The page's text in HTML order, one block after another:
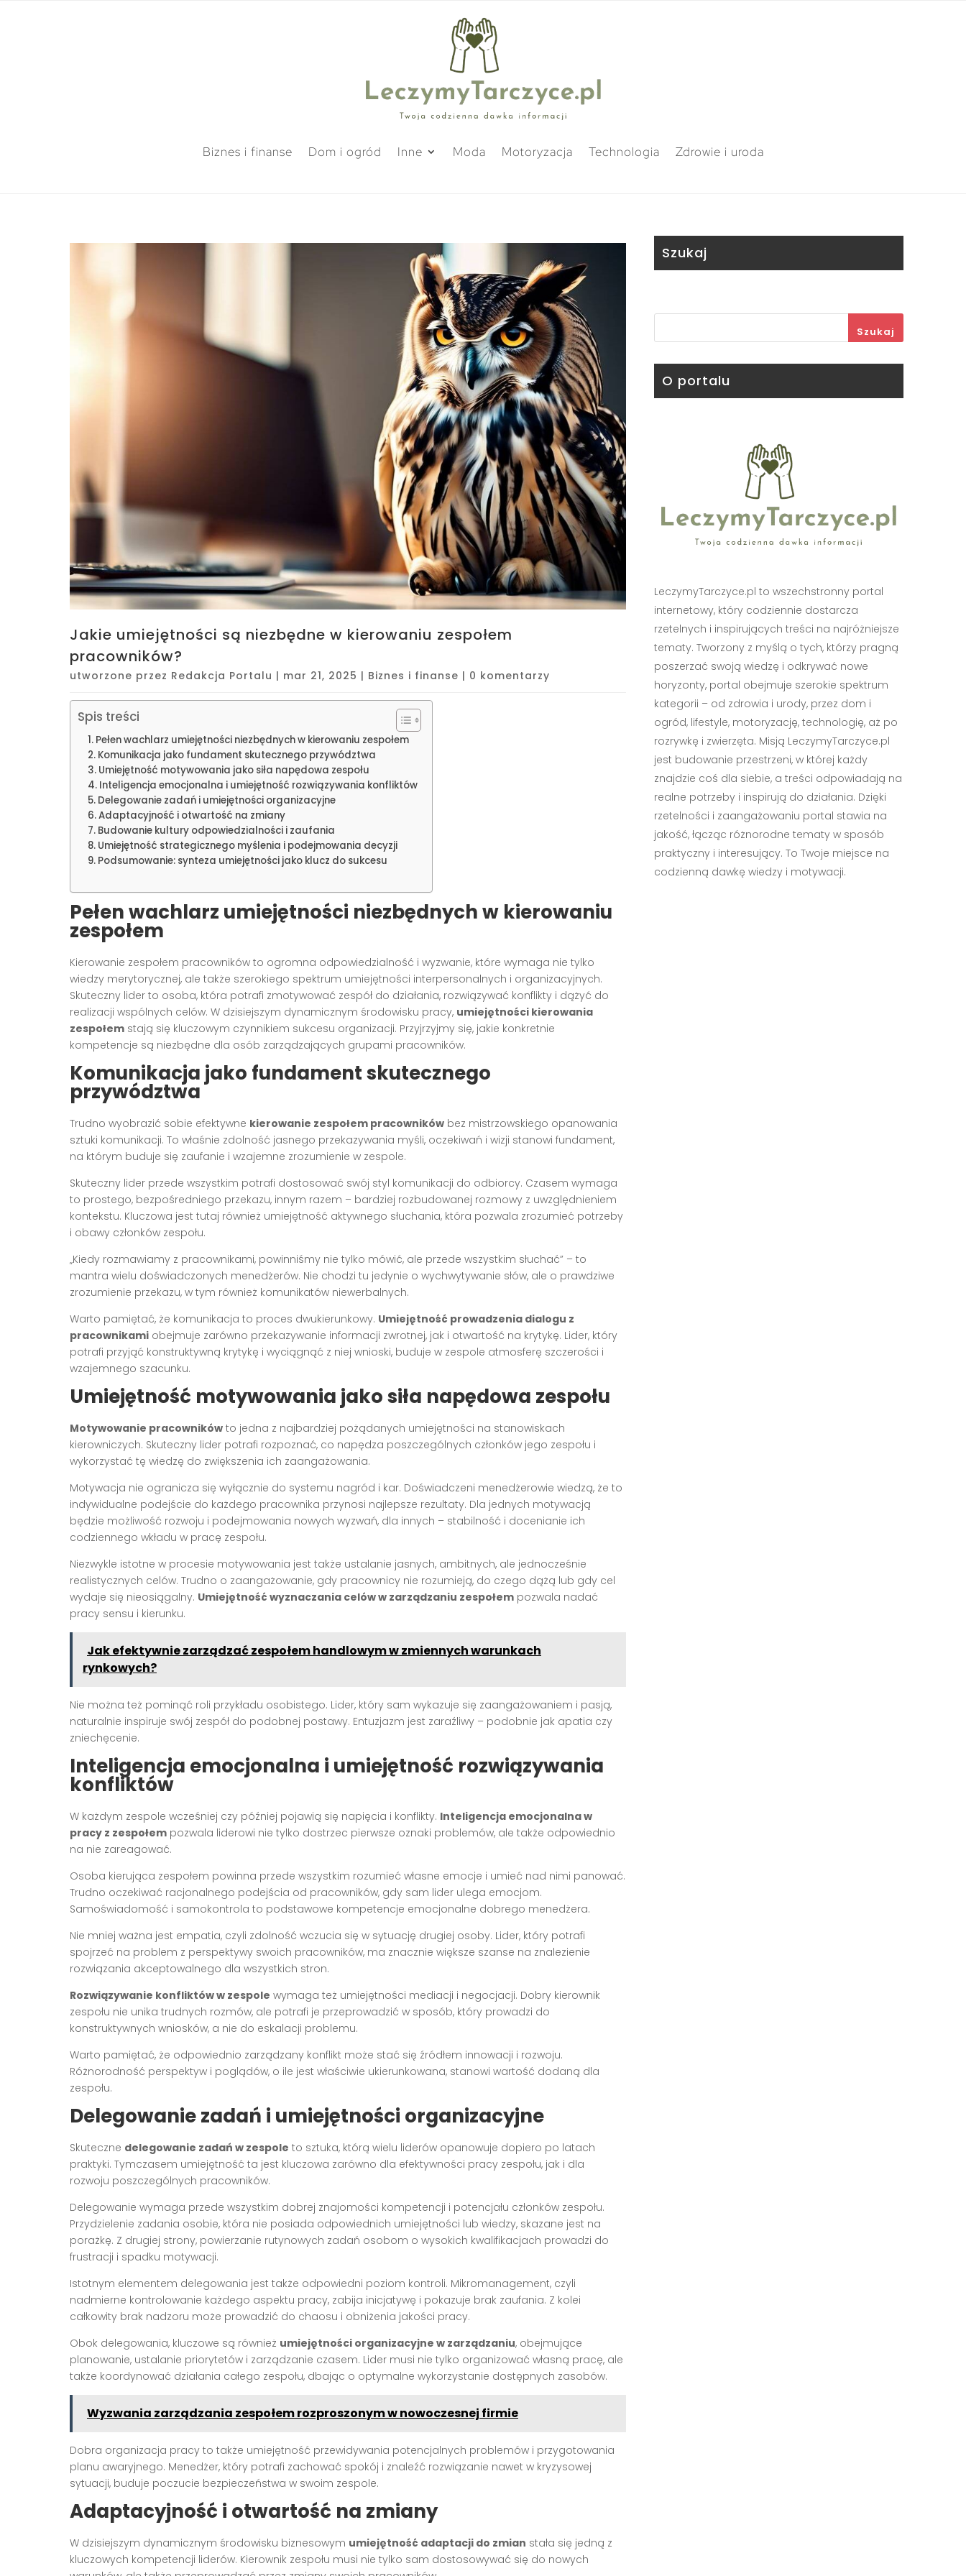
Biznes i finanse Dom i ogród Inne Moda Motoryzacja Technologia Zdrowie i uroda
Jakie umiejętności są niezbędne w kierowaniu zespołem
pracowników?
utworzone przez Redakcja Portalu | mar 21, 2025 | Biznes i finanse | 0 komentarzy
Spis treści
Pełen wachlarz umiejętności niezbędnych w kierowaniu zespołem
Komunikacja jako fundament skutecznego przywództwa
Umiejętność motywowania jako siła napędowa zespołu
Inteligencja emocjonalna i umiejętność rozwiązywania konfliktów
Delegowanie zadań i umiejętności organizacyjne
Adaptacyjność i otwartość na zmiany
Budowanie kultury odpowiedzialności i zaufania
Umiejętność strategicznego myślenia i podejmowania decyzji
Podsumowanie: synteza umiejętności jako klucz do sukcesu
Pełen wachlarz umiejętności niezbędnych w kierowaniu
zespołem
Kierowanie zespołem pracowników to ogromna odpowiedzialność i wyzwanie, które wymaga nie tylko
wiedzy merytorycznej, ale także szerokiego spektrum umiejętności interpersonalnych i organizacyjnych.
Skuteczny lider to osoba, która potrafi zmotywować zespół do działania, rozwiązywać konflikty i dążyć do
realizacji wspólnych celów. W dzisiejszym dynamicznym środowisku pracy, umiejętności kierowania
zespołem stają się kluczowym czynnikiem sukcesu organizacji. Przyjrzyjmy się, jakie konkretnie
kompetencje są niezbędne dla osób zarządzających grupami pracowników.
Komunikacja jako fundament skutecznego
przywództwa
Trudno wyobrazić sobie efektywne kierowanie zespołem pracowników bez mistrzowskiego opanowania
sztuki komunikacji. To właśnie zdolność jasnego przekazywania myśli, oczekiwań i wizji stanowi fundament,
na którym buduje się zaufanie i wzajemne zrozumienie w zespole.
Skuteczny lider przede wszystkim potrafi dostosować swój styl komunikacji do odbiorcy. Czasem wymaga
to prostego, bezpośredniego przekazu, innym razem – bardziej rozbudowanej rozmowy z uwzględnieniem
kontekstu. Kluczowa jest tutaj również umiejętność aktywnego słuchania, która pozwala zrozumieć potrzeby
i obawy członków zespołu.
„Kiedy rozmawiamy z pracownikami, powinniśmy nie tylko mówić, ale przede wszystkim słuchać” – to
mantra wielu doświadczonych menedżerów. Nie chodzi tu jedynie o wychwytywanie słów, ale o prawdziwe
zrozumienie przekazu, w tym również komunikatów niewerbalnych.
Warto pamiętać, że komunikacja to proces dwukierunkowy. Umiejętność prowadzenia dialogu z
pracownikami obejmuje zarówno przekazywanie informacji zwrotnej, jak i otwartość na krytykę. Lider, który
potrafi przyjąć konstruktywną krytykę i wyciągnąć z niej wnioski, buduje w zespole atmosferę szczerości i
wzajemnego szacunku.
Umiejętność motywowania jako siła napędowa zespołu
Motywowanie pracowników to jedna z najbardziej pożądanych umiejętności na stanowiskach
kierowniczych. Skuteczny lider potrafi rozpoznać, co napędza poszczególnych członków jego zespołu i
wykorzystać tę wiedzę do zwiększenia ich zaangażowania.
Motywacja nie ogranicza się wyłącznie do systemu nagród i kar. Doświadczeni menedżerowie wiedzą, że to
indywidualne podejście do każdego pracownika przynosi najlepsze rezultaty. Dla jednych motywacją
będzie możliwość rozwoju i podejmowania nowych wyzwań, dla innych – stabilność i docenianie ich
codziennego wkładu w pracę zespołu.
Niezwykle istotne w procesie motywowania jest także ustalanie jasnych, ambitnych, ale jednocześnie
realistycznych celów. Trudno o zaangażowanie, gdy pracownicy nie rozumieją, do czego dążą lub gdy cel
wydaje się nieosiągalny. Umiejętność wyznaczania celów w zarządzaniu zespołem pozwala nadać
pracy sensu i kierunku.
Jak efektywnie zarządzać zespołem handlowym w zmiennych warunkach
rynkowych?
Nie można też pominąć roli przykładu osobistego. Lider, który sam wykazuje się zaangażowaniem i pasją,
naturalnie inspiruje swój zespół do podobnej postawy. Entuzjazm jest zaraźliwy – podobnie jak apatia czy
zniechęcenie.
Inteligencja emocjonalna i umiejętność rozwiązywania
konfliktów
W każdym zespole wcześniej czy później pojawią się napięcia i konflikty. Inteligencja emocjonalna w
pracy z zespołem pozwala liderowi nie tylko dostrzec pierwsze oznaki problemów, ale także odpowiednio
na nie zareagować.
Osoba kierująca zespołem powinna przede wszystkim rozumieć własne emocje i umieć nad nimi panować.
Trudno oczekiwać racjonalnego podejścia od pracowników, gdy sam lider ulega emocjom.
Samoświadomość i samokontrola to podstawowe kompetencje emocjonalne dobrego menedżera.
Nie mniej ważna jest empatia, czyli zdolność wczucia się w sytuację drugiej osoby. Lider, który potrafi
spojrzeć na problem z perspektywy swoich pracowników, ma znacznie większe szanse na znalezienie
rozwiązania akceptowalnego dla wszystkich stron.
Rozwiązywanie konfliktów w zespole wymaga też umiejętności mediacji i negocjacji. Dobry kierownik
zespołu nie unika trudnych rozmów, ale potrafi je przeprowadzić w sposób, który prowadzi do
konstruktywnych wniosków, a nie do eskalacji problemu.
Warto pamiętać, że odpowiednio zarządzany konflikt może stać się źródłem innowacji i rozwoju.
Różnorodność perspektyw i poglądów, o ile jest właściwie ukierunkowana, stanowi wartość dodaną dla
zespołu.
Delegowanie zadań i umiejętności organizacyjne
Skuteczne delegowanie zadań w zespole to sztuka, którą wielu liderów opanowuje dopiero po latach
praktyki. Tymczasem umiejętność ta jest kluczowa zarówno dla efektywności pracy zespołu, jak i dla
rozwoju poszczególnych pracowników.
Delegowanie wymaga przede wszystkim dobrej znajomości kompetencji i potencjału członków zespołu.
Przydzielenie zadania osobie, która nie posiada odpowiednich umiejętności lub wiedzy, skazane jest na
porażkę. Z drugiej strony, powierzanie rutynowych zadań osobom o wysokich kwalifikacjach prowadzi do
frustracji i spadku motywacji.
Istotnym elementem delegowania jest także odpowiedni poziom kontroli. Mikromanagement, czyli
nadmierne kontrolowanie każdego aspektu pracy, zabija inicjatywę i pokazuje brak zaufania. Z kolei
całkowity brak nadzoru może prowadzić do chaosu i obniżenia jakości pracy.
Obok delegowania, kluczowe są również umiejętności organizacyjne w zarządzaniu, obejmujące
planowanie, ustalanie priorytetów i zarządzanie czasem. Lider musi nie tylko organizować własną pracę, ale
także koordynować działania całego zespołu, dbając o optymalne wykorzystanie dostępnych zasobów.
Wyzwania zarządzania zespołem rozproszonym w nowoczesnej firmie
Dobra organizacja pracy to także umiejętność przewidywania potencjalnych problemów i przygotowania
planu awaryjnego. Menedżer, który potrafi zachować spokój i znaleźć rozwiązanie nawet w kryzysowej
sytuacji, buduje poczucie bezpieczeństwa w swoim zespole.
Adaptacyjność i otwartość na zmiany
W dzisiejszym dynamicznym środowisku biznesowym umiejętność adaptacji do zmian stała się jedną z
kluczowych kompetencji liderów. Kierownik zespołu musi nie tylko sam dostosowywać się do nowych
Szukaj
Szukaj
O portalu
LeczymyTarczyce.pl to wszechstronny portal
internetowy, który codziennie dostarcza
rzetelnych i inspirujących treści na najróżniejsze
tematy. Tworzony z myślą o tych, którzy pragną
poszerzać swoją wiedzę i odkrywać nowe
horyzonty, portal obejmuje szerokie spektrum
kategorii – od zdrowia i urody, przez dom i
ogród, lifestyle, motoryzację, technologię, aż po
rozrywkę i zwierzęta. Misją LeczymyTarczyce.pl
jest budowanie przestrzeni, w której każdy
znajdzie coś dla siebie, a treści odpowiadają na
realne potrzeby i inspirują do działania. Dzięki
rzetelności i zaangażowaniu portal stawia na
jakość, łącząc różnorodne tematy w sposób
praktyczny i interesujący. To Twoje miejsce na
codzienną dawkę wiedzy i motywacji.